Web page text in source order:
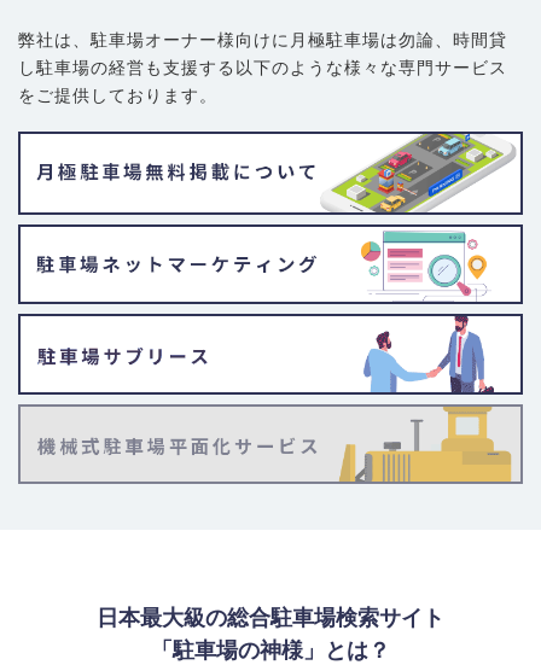
弊社は、駐車場オーナー様向けに月極駐車場は勿論、 時間貸
し駐車場の経営も支援する以下のような様々な専門サービス
をご提供しております。
日本最大級の総合駐車場検索サイト
「駐車場の神様」とは？